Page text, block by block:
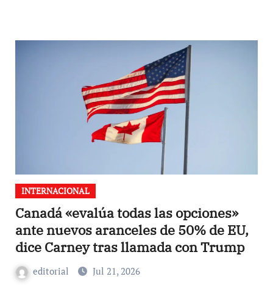
INTERNACIONAL
Canadá «evalúa todas las opciones»
ante nuevos aranceles de 50% de EU,
dice Carney tras llamada con Trump
editorial Jul 21, 2026